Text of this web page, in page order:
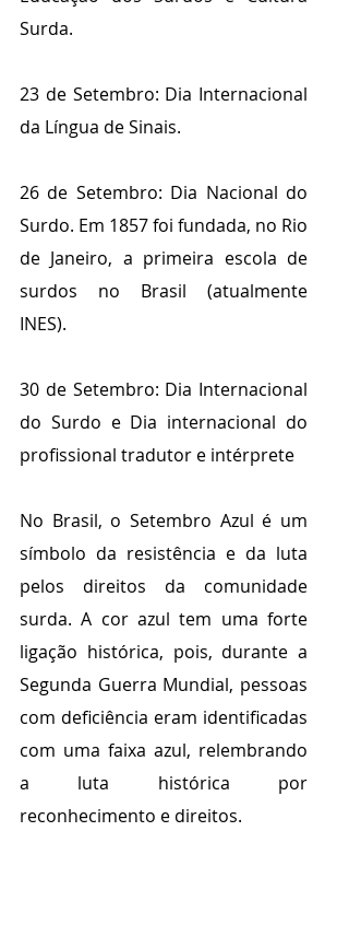
Surda.
23 de Setembro: Dia Internacional
da Língua de Sinais.
26 de Setembro: Dia Nacional do
Surdo. Em 1857 foi fundada, no Rio
de Janeiro, a primeira escola de
surdos no Brasil (atualmente
INES).
30 de Setembro: Dia Internacional
do Surdo e Dia internacional do
profissional tradutor e intérprete
No Brasil, o Setembro Azul é um
símbolo da resistência e da luta
pelos direitos da comunidade
surda. A cor azul tem uma forte
ligação histórica, pois, durante a
Segunda Guerra Mundial, pessoas
com deficiência eram identificadas
com uma faixa azul, relembrando
a luta histórica por
reconhecimento e direitos.